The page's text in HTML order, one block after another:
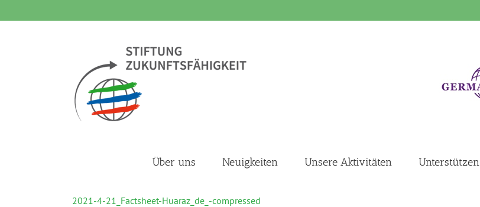
Inhalt
Über uns Neuigkeiten Unsere Aktivitäten Unterstützen
2021-4-21_Factsheet-Huaraz_de_-compressed